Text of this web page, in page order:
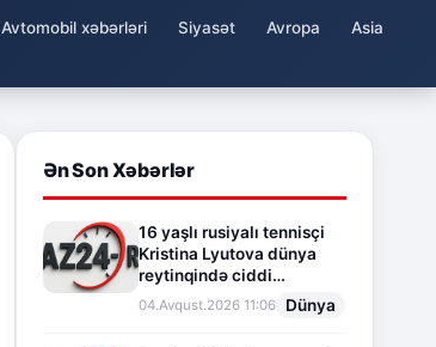
Avtomobil xəbərləri Siyasət Avropa
Asia
Ən Son Xəbərlər
16 yaşlı rusiyalı tennisçi
Kristina Lyutova dünya
reytinqində ciddi
irəliləyişə imza atdı
04.Avqust.2026 11:06 Dünya